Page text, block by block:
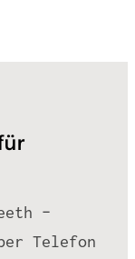
–
Telefon